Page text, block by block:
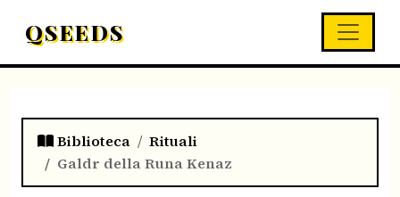
QSEEDS
Biblioteca
Rituali
Galdr della Runa Kenaz